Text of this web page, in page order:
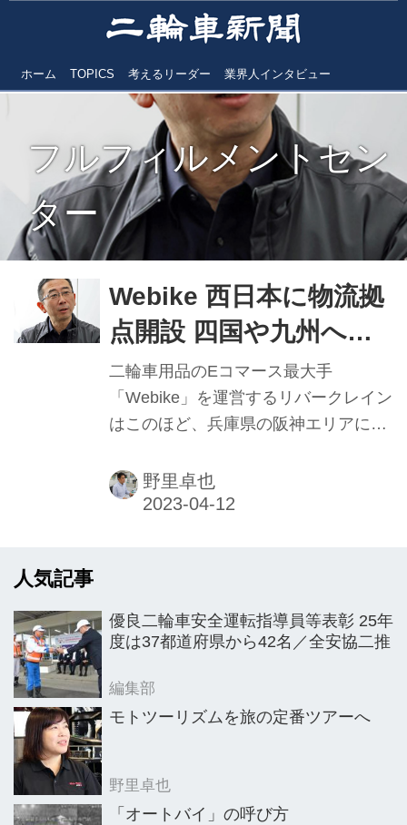
ホーム TOPICS 考えるリーダー 業界人インタビュー
フルフィルメントセン
ター
Webike 西日本に物流拠
点開設 四国や九州への
配送スピード迅速化
「販売店様の使い勝手高
める」
二輪車用品のEコマース最大手
「Webike」を運営するリバークレイン
はこのほど、兵庫県の阪神エリアに西
トセンター（FC＝商品の入出荷倉庫）
を新たに開設。既存の物流拠点と連携
社長に聞いた。
野里卓也
人気記事
優良二輪車安全運転指導員等表彰 25年
度は37都道府県から42名／全安協二推
編集部
モトツーリズムを旅の定番ツアーへ
野里卓也
「オートバイ」の呼び方